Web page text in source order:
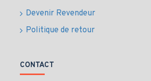
Résolution vidéo 3MP Full HD
nettes et détaillées
Connexion WiFi stable pour une
simplifiée sans câblage
Devenir Revendeur
Politique de retour
CONTACT